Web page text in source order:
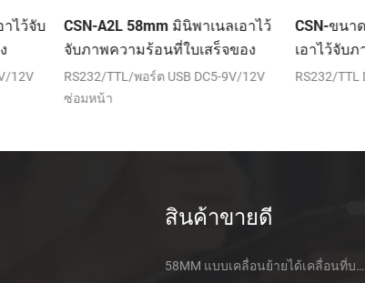
CSN-A2L 58mm มินิพาเนลเอาไว้
จับภาพความร้อนที่ใบเสร็จของ
เครื่องพิมพ์
RS232/TTL/พอร์ต USB DC5-9V/12V
CSN-ขนาด
เอาไว้จับภาพความ
ของเครื่องพิมพ์
RS232/TTL DC5-9V
สินค้าขายดี
58MM แบบเคลื่อนย้ายได้เคลื่อนที่บลูทูธเอาไว้จับภาพความร้อนที่เครื่องพิมพ์ PTP-ฉัน